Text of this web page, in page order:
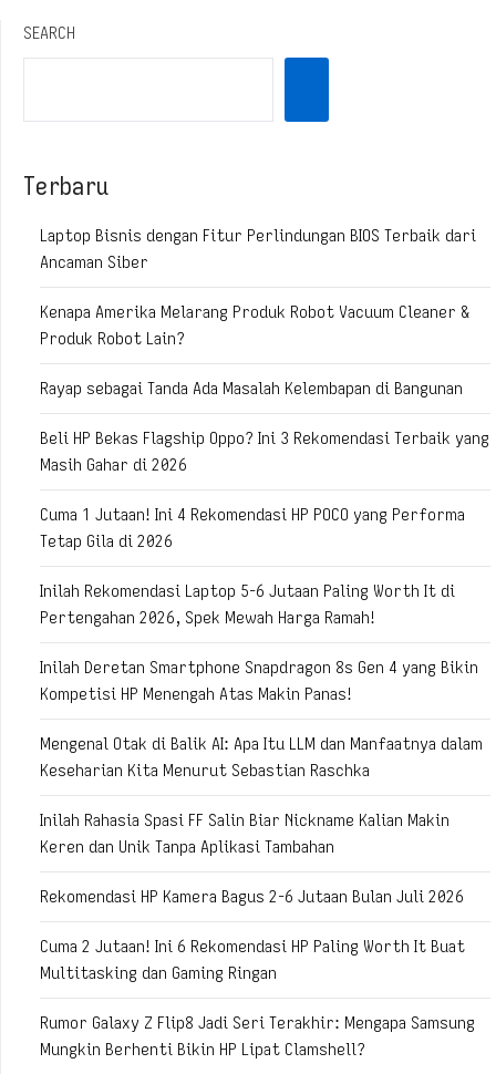
SEARCH
Terbaru
Laptop Bisnis dengan Fitur Perlindungan BIOS Terbaik dari
Ancaman Siber
Kenapa Amerika Melarang Produk Robot Vacuum Cleaner &
Produk Robot Lain?
Rayap sebagai Tanda Ada Masalah Kelembapan di Bangunan
Beli HP Bekas Flagship Oppo? Ini 3 Rekomendasi Terbaik yang
Masih Gahar di 2026
Cuma 1 Jutaan! Ini 4 Rekomendasi HP POCO yang Performa
Tetap Gila di 2026
Inilah Rekomendasi Laptop 5-6 Jutaan Paling Worth It di
Pertengahan 2026, Spek Mewah Harga Ramah!
Inilah Deretan Smartphone Snapdragon 8s Gen 4 yang Bikin
Kompetisi HP Menengah Atas Makin Panas!
Mengenal Otak di Balik AI: Apa Itu LLM dan Manfaatnya dalam
Keseharian Kita Menurut Sebastian Raschka
Inilah Rahasia Spasi FF Salin Biar Nickname Kalian Makin
Keren dan Unik Tanpa Aplikasi Tambahan
Rekomendasi HP Kamera Bagus 2-6 Jutaan Bulan Juli 2026
Cuma 2 Jutaan! Ini 6 Rekomendasi HP Paling Worth It Buat
Multitasking dan Gaming Ringan
Rumor Galaxy Z Flip8 Jadi Seri Terakhir: Mengapa Samsung
Mungkin Berhenti Bikin HP Lipat Clamshell?